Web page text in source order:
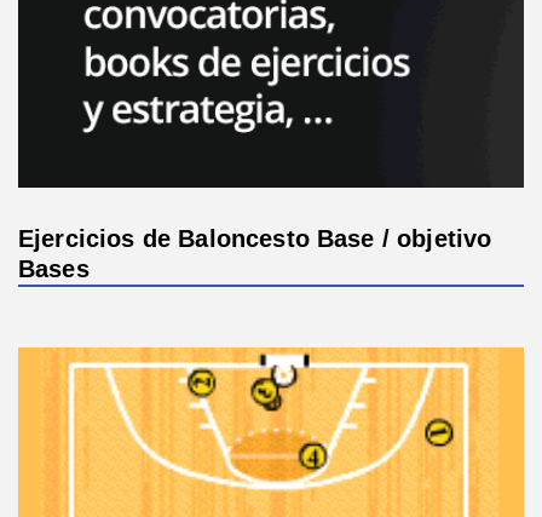
Ejercicios de Baloncesto Base / objetivo
Bases